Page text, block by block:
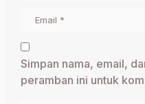
Simpan nama, email,
peramban ini untuk